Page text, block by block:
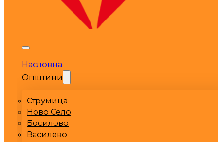
Насловна
Општини
Струмица
Ново Село
Босилово
Василево